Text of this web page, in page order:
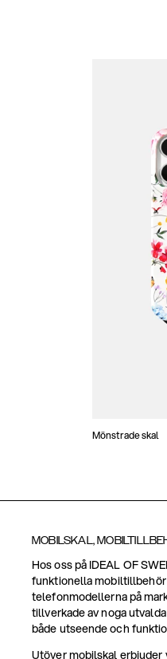
Mönstrade skal
MOBILSKAL,
Hos oss på IDEAL OF
funktionella
telefonmodellerna på
tillverkade av noga
både utseende och
Utöver mobilskal